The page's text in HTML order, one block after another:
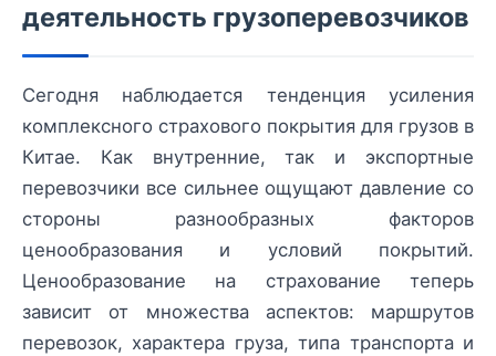
деятельность грузоперевозчиков
Сегодня наблюдается тенденция усиления
комплексного страхового покрытия для грузов в
Китае. Как внутренние, так и экспортные
перевозчики все сильнее ощущают давление со
стороны разнообразных факторов
ценообразования и условий покрытий.
Ценообразование на страхование теперь
зависит от множества аспектов: маршрутов
перевозок, характера груза, типа транспорта и